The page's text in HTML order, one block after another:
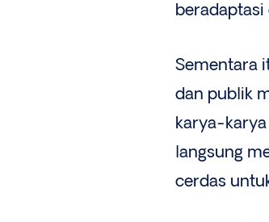
beradaptasi
Sementara
dan publik
karya-
langsung
cerdas